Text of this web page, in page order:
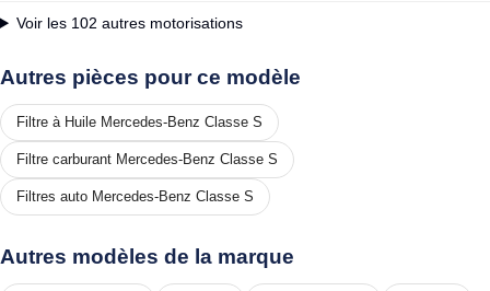
Voir les 102 autres motorisations
Autres pièces pour ce modèle
Filtre à Huile Mercedes-Benz Classe S
Filtre carburant Mercedes-Benz Classe S
Filtres auto Mercedes-Benz Classe S
Autres modèles de la marque